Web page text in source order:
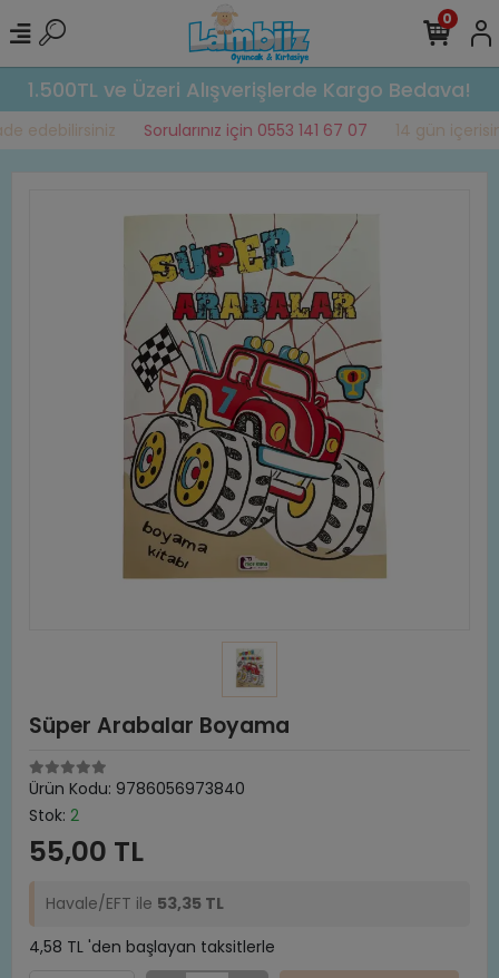
1.500TL ve Üzeri Alışverişlerde Kargo Bedava!
edebilirsiniz Sorularınız için 0553 141 67 07 14 gün
0
Süper Arabalar Boyama
Ürün Kodu: 9786056973840
Stok: 2
55,00 TL
Havale/EFT ile 53,35 TL
4,58 TL 'den başlayan taksitlerle